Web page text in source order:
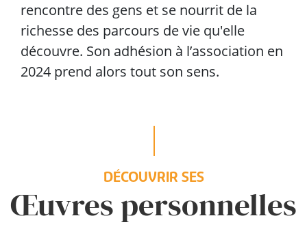
rencontre des gens et se nourrit de la
richesse des parcours de vie qu'elle
découvre. Son adhésion à l’association en
2024 prend alors tout son sens.
DÉCOUVRIR SES
Œuvres personnelles